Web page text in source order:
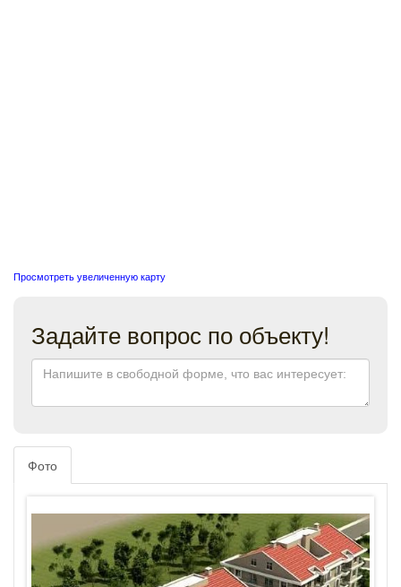
Просмотреть увеличенную карту
Задайте вопрос по объекту!
Фото